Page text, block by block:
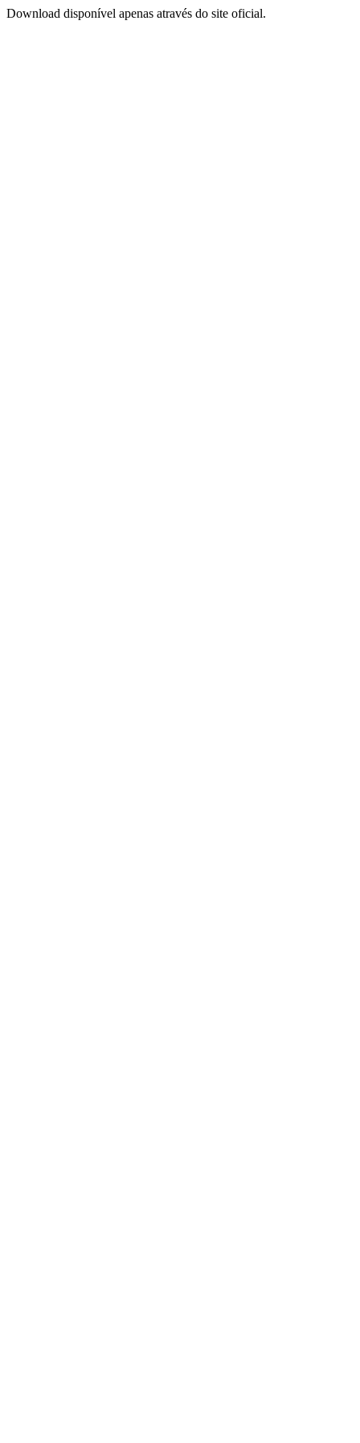
Download disponível apenas através do site oficial.